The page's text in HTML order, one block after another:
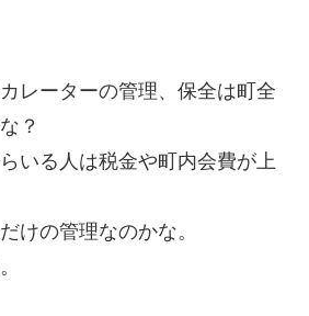
レーターの管理、保全は町全
？
いる人は税金や町内会費が上
けの管理なのかな。